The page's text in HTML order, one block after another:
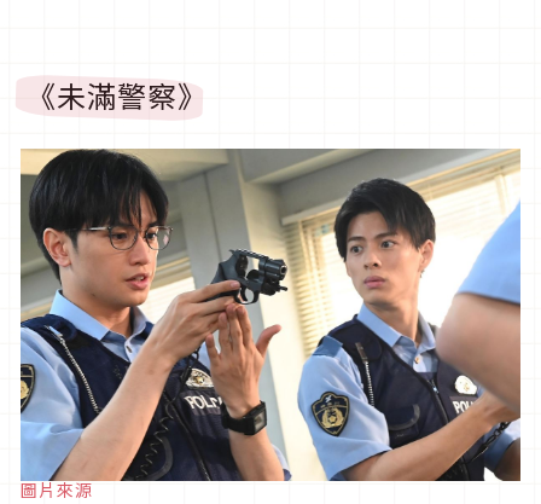
《未滿警察》
圖片來源